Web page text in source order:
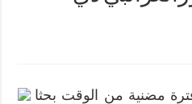
مضنية من الوقت بحثا